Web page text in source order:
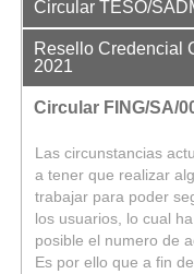
Circular TESO/
Con el fin de otorgar
Entidades Académicas
la Dirección General
Dirección General de
optimizar los recursos
la Universidad
Mas información da
Resello Credencial
2021
Durante los días 9 y
y base.
En el caso de los
Circular FING/SA/
Las circunstancias
a tener que realizar
trabajar para poder
los usuarios, lo cual
posible el numero de
Es por ello que a fin